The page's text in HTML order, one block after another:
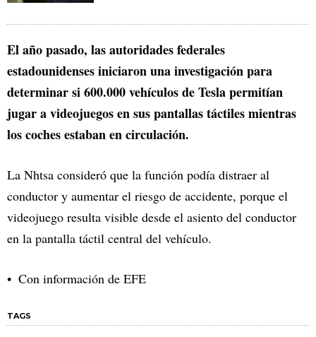
El año pasado, las autoridades federales
estadounidenses iniciaron una investigación para
determinar si 600.000 vehículos de Tesla permitían
jugar a videojuegos en sus pantallas táctiles mientras
los coches estaban en circulación.
La Nhtsa consideró que la función podía distraer al
conductor y aumentar el riesgo de accidente, porque el
videojuego resulta visible desde el asiento del conductor
en la pantalla táctil central del vehículo.
Con información de EFE
TAGS